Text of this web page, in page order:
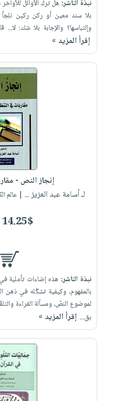
نبذة الناشر: هل ترك الأوائل
بلا سند معين أو ركن ركين نلجأ
وإلتباسها؟ والإجابة بلا شك:
إقرأ المزيد »
إنجاز النص -
لـ أسامة عبد العزيز ... | عالم
14.25$
نبذة الناشر: هذه إضاءات تأملية
بالمفهوم، وكيفية تشكّله في ذهن
لموضوع النصّ، ومسألة القراءة
بق... إقرأ المزيد »